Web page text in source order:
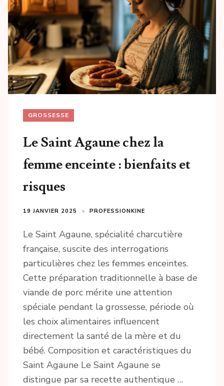
GROSSESSE
Le Saint Agaune chez la
femme enceinte : bienfaits et
risques
19 JANVIER 2025 PROFESSIONKINE
Le Saint Agaune, spécialité charcutière
française, suscite des interrogations
particulières chez les femmes enceintes.
Cette préparation traditionnelle à base de
viande de porc mérite une attention
spéciale pendant la grossesse, période où
les choix alimentaires influencent
directement la santé de la mère et du
bébé. Composition et caractéristiques du
Saint Agaune Le Saint Agaune se
distingue par sa recette authentique …